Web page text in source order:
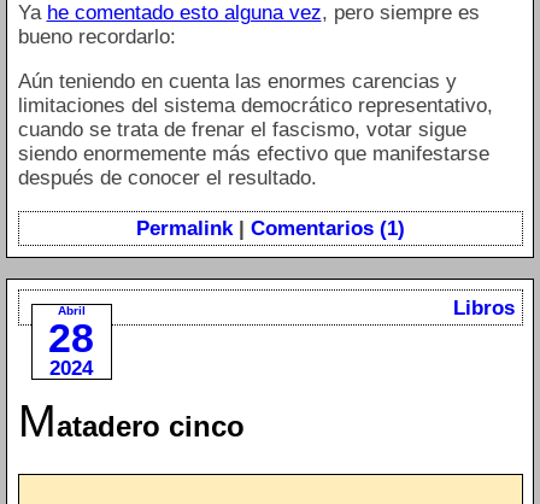
Ya he comentado esto alguna vez, pero siempre es
bueno recordarlo:
Aún teniendo en cuenta las enormes carencias y
limitaciones del sistema democrático representativo,
cuando se trata de frenar el fascismo, votar sigue
siendo enormemente más efectivo que manifestarse
después de conocer el resultado.
Permalink| Comentarios (1)
Abril
28
2024
Libros
Matadero cinco